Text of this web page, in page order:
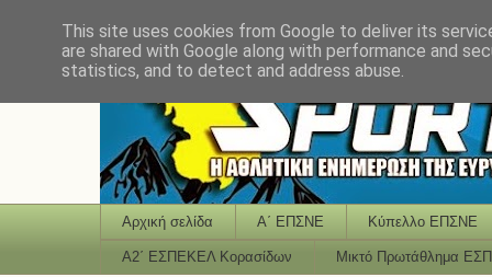
Αρχική σελίδα Α΄ ΕΠΣΝΕ Κύπελλο ΕΠΣΝΕ
Α2΄ ΕΣΠΕΚΕΛ Κορασίδων Μικτό Πρωτάθλημα
This site uses cookies from Google to deliver its
are shared with Google along with performance and
statistics, and to detect and address abuse.